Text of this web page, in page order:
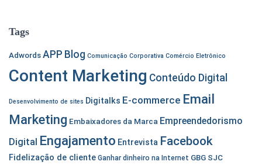
Tags
Adwords APP Blog Comunicação Corporativa Comércio Eletrônico
Content Marketing Conteúdo Digital
Desenvolvimento de sites Digitalks E-commerce Email
Marketing Embaixadores da Marca Empreendedorismo
Digital Engajamento Entrevista Facebook
Fidelização de cliente Ganhar dinheiro na Internet GBG SJC